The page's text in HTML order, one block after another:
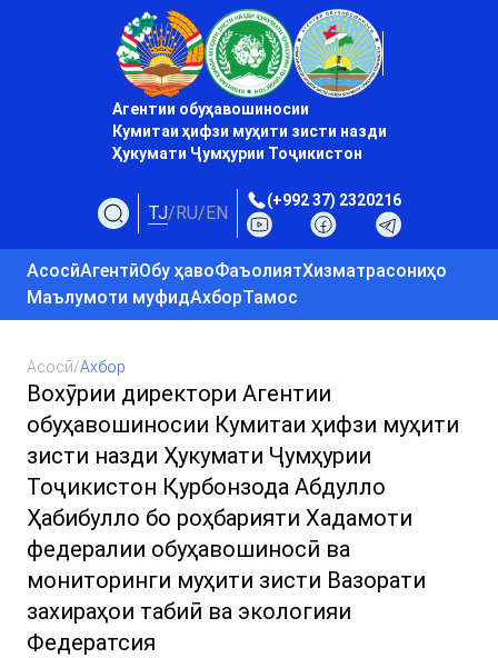
Агентии обуҳавошиносии
Кумитаи ҳифзи муҳити зисти назди
Ҳукумати Ҷумҳурии Тоҷикистон
TJ/RU/EN
(+992 37) 2320216
АсосӣАгентӣОбу ҳавоФаъолиятХизматрасониҳо
Маълумоти муфидАхборТамос
Асосӣ/Ахбор
Вохӯрии директори Агентии
обуҳавошиносии Кумитаи ҳифзи муҳити
зисти назди Ҳукумати Ҷумҳурии
Тоҷикистон Қурбонзода Абдулло
Ҳабибулло бо роҳбарияти Хадамоти
федералии обуҳавошиносӣ ва
мониторинги муҳити зисти Вазорати
захираҳои табиӣ ва экологияи
Федератсия